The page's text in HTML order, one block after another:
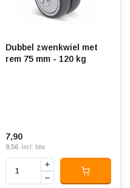
Dubbel zwenkwiel met
rem 75 mm - 120 kg
7,90
9,56 Incl. btw